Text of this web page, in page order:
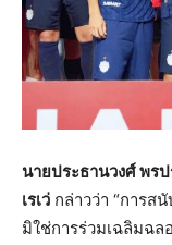
นายประธานวงศ์ พร
เรเว่ กล่าวว่า “การส
มิใช่การร่วมเฉลิมฉล